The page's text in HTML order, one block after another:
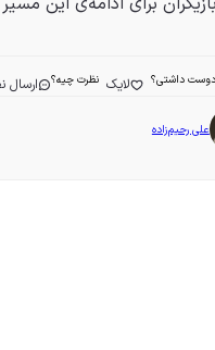
دوست داشتی؟ لایک نظرت چیه؟ ارسال
علی رحیم‌زاده